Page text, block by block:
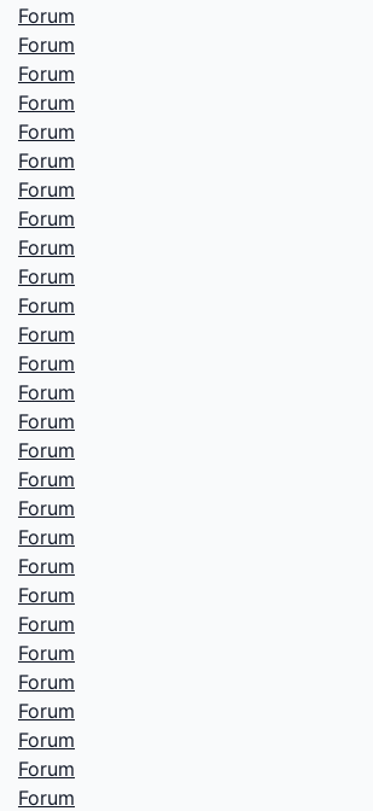
Forum
Forum
Forum
Forum
Forum
Forum
Forum
Forum
Forum
Forum
Forum
Forum
Forum
Forum
Forum
Forum
Forum
Forum
Forum
Forum
Forum
Forum
Forum
Forum
Forum
Forum
Forum
Forum